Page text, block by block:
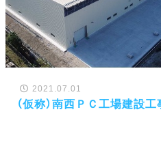
2021.07.01
（仮称）南西ＰＣ工場建設工